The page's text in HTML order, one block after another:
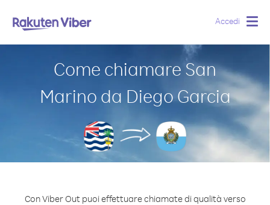
Accedi
Come chiamare San
Marino da Diego Garcia
Con Viber Out puoi effettuare chiamate di qualità verso